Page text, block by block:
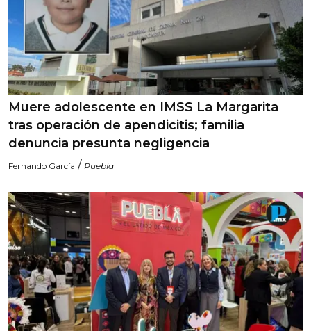
Muere adolescente en IMSS La Margarita
tras operación de apendicitis; familia
denuncia presunta negligencia
Fernando García / Puebla